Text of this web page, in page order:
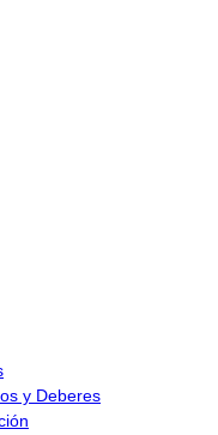
y Deberes